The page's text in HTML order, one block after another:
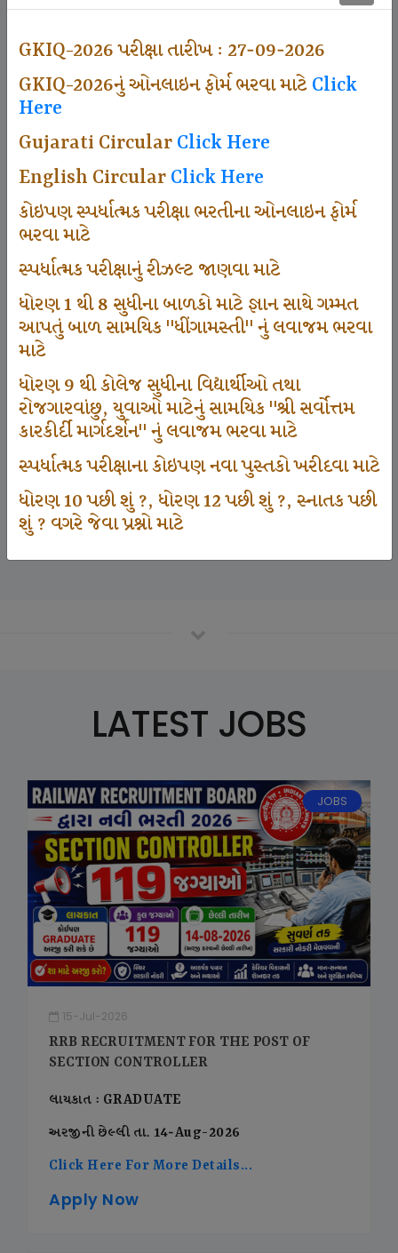
GKIQ-2026 પરીક્ષા તારીખ : 27-09-2026
GKIQ-2026નું ઓનલાઇન ફોર્મ ભરવા માટેClick
Here
Gujarati CircularClick Here
English CircularClick Here
કોઇપણ સ્પર્ધાત્મક પરીક્ષા ભરતીના ઓનલાઇન ફોર્મ
ભરવા માટે
સ્પર્ધાત્મક પરીક્ષાનું રીઝલ્ટ જાણવા માટે
ધોરણ 1 થી 8 સુધીના બાળકો માટે જ્ઞાન સાથે ગમ્મત
આપતું બાળ સામયિક "ધીંગામસ્તી" નું લવાજમ ભરવા
માટે
ધોરણ 9 થી કોલેજ સુધીના વિદ્યાર્થીઓ તથા
રોજગારવાંછુ, યુવાઓ માટેનું સામયિક "શ્રી સર્વોત્તમ
કારકીર્દી માર્ગદર્શન" નું લવાજમ ભરવા માટે
સ્પર્ધાત્મક પરીક્ષાના કોઇપણ નવા પુસ્તકો ખરીદવા માટે
ધોરણ 10 પછી શું ?, ધોરણ 12 પછી શું ?, સ્નાતક પછી
શું ? વગરે જેવા પ્રશ્નો માટે
500
Dhingamasti Subscription
671
1000
Participate School In GKIQ
125000
LATEST JOBS
JOBS
15-Jul-2026
RRB RECRUITMENT FOR THE POST OF
SECTION CONTROLLER
લાયકાત : GRADUATE
અરજીની છેલ્લી તા. 14-Aug-2026
Click Here For More Details...
Apply Now